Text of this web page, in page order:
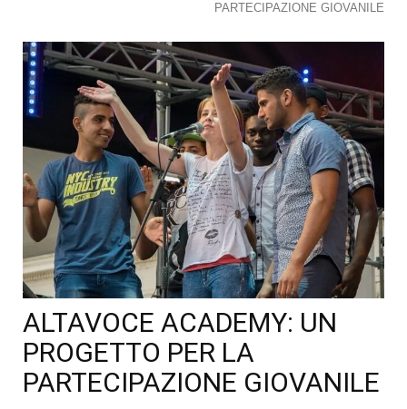
PARTECIPAZIONE GIOVANILE
ALTAVOCE ACADEMY: UN
PROGETTO PER LA
PARTECIPAZIONE GIOVANILE